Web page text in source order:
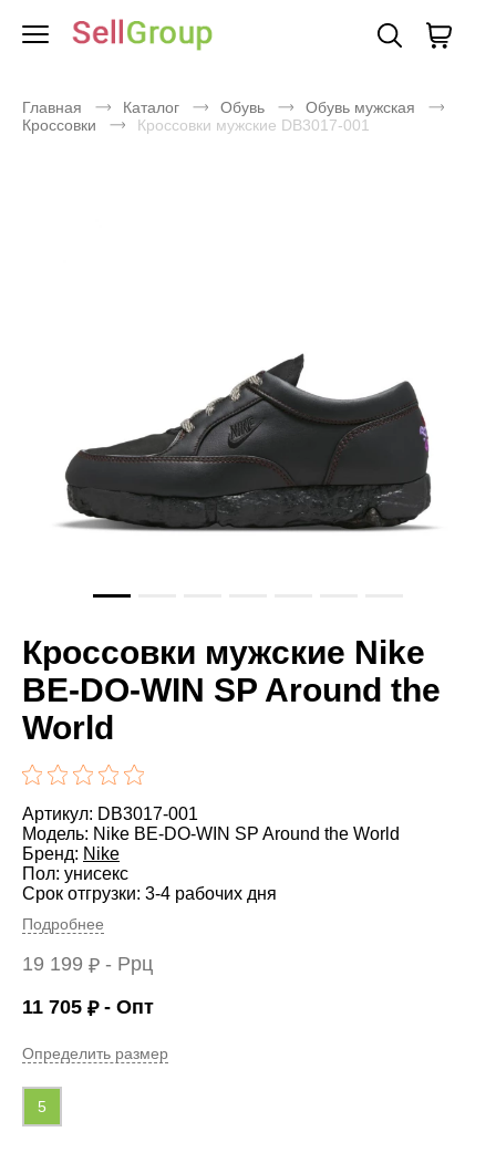
Главная Каталог Обувь
Обувь мужская
Кроссовки
Кроссовки мужские DB3017-001
Кроссовки мужские Nike
BE-DO-WIN SP Around the
World
Артикул: DB3017-001
Модель: Nike BE-DO-WIN SP Around the World
Бренд: Nike
Пол: унисекс
Срок отгрузки: 3-4 рабочих дня
Подробнее
19 199 ₽ - Ррц
11 705 ₽- Опт
Определить размер
5